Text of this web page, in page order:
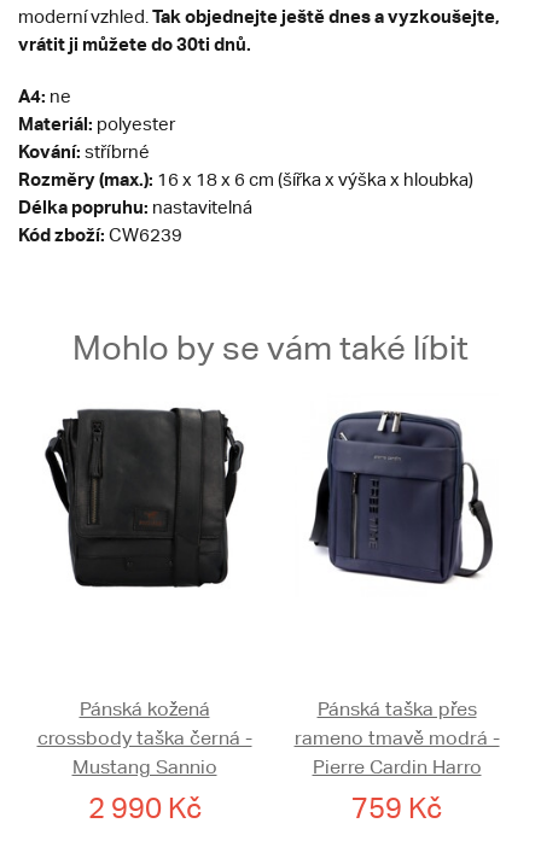
moderní vzhled. Tak objednejte ještě dnes a vyzkoušejte,
vrátit ji můžete do 30ti dnů.
A4: ne
Materiál: polyester
Kování: stříbrné
Rozměry (max.): 16 x 18 x 6 cm (šířka x výška x hloubka)
Délka popruhu: nastavitelná
Kód zboží: CW6239
Mohlo by se vám také líbit
Pánská kožená
crossbody taška černá -
Mustang Sannio
2 990 Kč
Pánská taška přes
rameno tmavě modrá -
Pierre Cardin Harro
759 Kč